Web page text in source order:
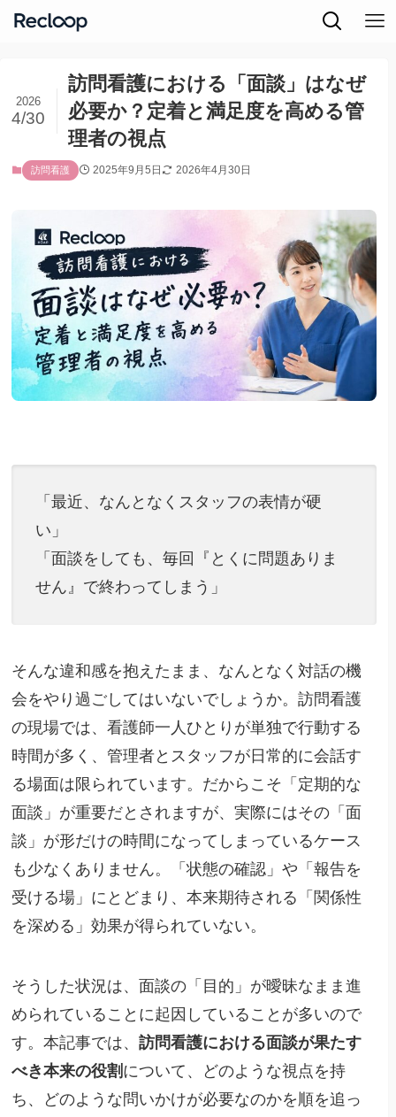
訪問看護における「面談」はなぜ
必要か？定着と満足度を高める管
理者の視点
2026
4/30
訪問看護 2025年9月5日 2026年4月30日
「最近、なんとなくスタッフの表情が硬
い」
「面談をしても、毎回『とくに問題ありま
せん』で終わってしまう」
そんな違和感を抱えたまま、なんとなく対話の機
会をやり過ごしてはいないでしょうか。訪問看護
の現場では、看護師一人ひとりが単独で行動する
時間が多く、管理者とスタッフが日常的に会話す
る場面は限られています。だからこそ「定期的な
面談」が重要だとされますが、実際にはその「面
談」が形だけの時間になってしまっているケース
も少なくありません。「状態の確認」や「報告を
受ける場」にとどまり、本来期待される「関係性
を深める」効果が得られていない。
そうした状況は、面談の「目的」が曖昧なまま進
められていることに起因していることが多いので
す。本記事では、訪問看護における面談が果たす
べき本来の役割 について、どのような視点を持
ち、どのような問いかけが必要なのかを順を追っ